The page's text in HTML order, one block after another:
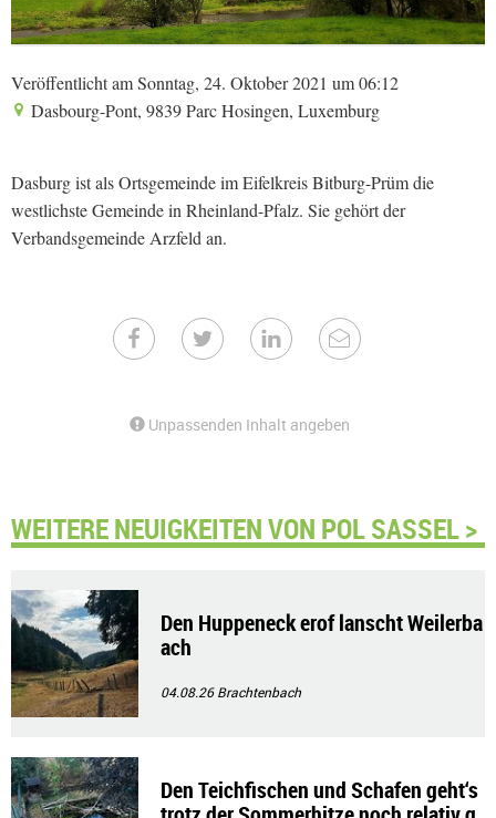
Veröffentlicht am Sonntag, 24. Oktober 2021 um 06:12
Dasbourg-Pont, 9839 Parc Hosingen, Luxemburg
Dasburg ist als Ortsgemeinde im Eifelkreis Bitburg-Prüm die
westlichste Gemeinde in Rheinland-Pfalz. Sie gehört der
Verbandsgemeinde Arzfeld an.
Unpassenden Inhalt angeben
WEITERE NEUIGKEITEN VON POL SASSEL >
Den Huppeneck erof lanscht Weilerba
ach
04.08.26Brachtenbach
Den Teichfischen und Schafen geht‘s